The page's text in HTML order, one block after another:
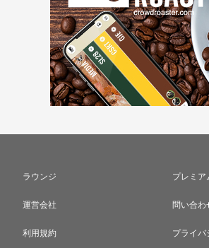
ラウンジ プレミア
運営会社 問い合わ
利用規約 プライバ